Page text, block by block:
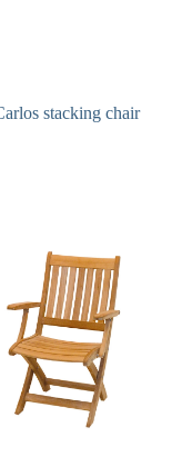
stacking chair